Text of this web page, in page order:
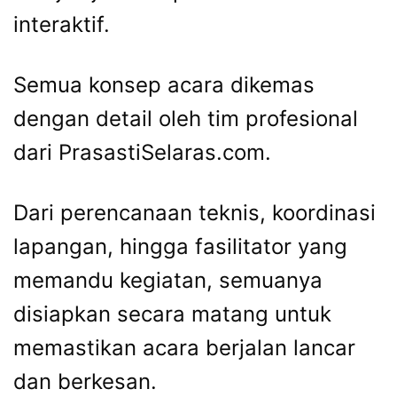
interaktif.
Semua konsep acara dikemas
dengan detail oleh tim profesional
dari PrasastiSelaras.com.
Dari perencanaan teknis, koordinasi
lapangan, hingga fasilitator yang
memandu kegiatan, semuanya
disiapkan secara matang untuk
memastikan acara berjalan lancar
dan berkesan.